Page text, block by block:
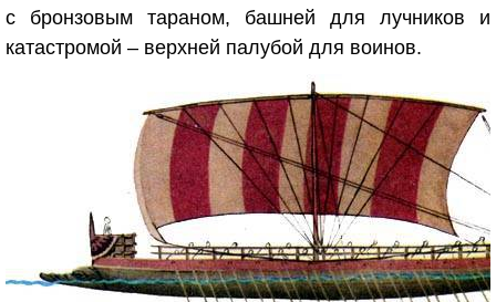
с бронзовым тараном, башней для лучников и
катастромой – верхней палубой для воинов.